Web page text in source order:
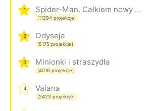
1 Spider-Man. Całkiem nowy dzień
(11294 projekcje)
2 Odyseja
(5175 projekcje)
3 Minionki i straszydła
(4016 projekcje)
4 Vaiana
(2423 projekcje)